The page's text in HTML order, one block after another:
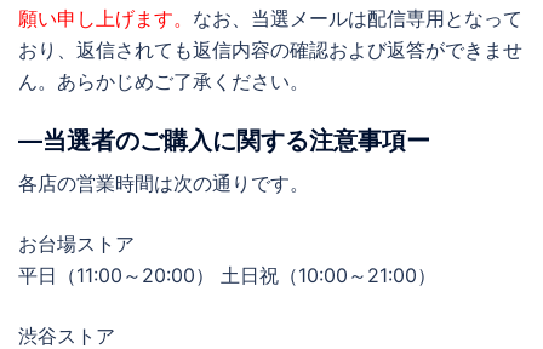
願い申し上げます。 なお、当選メールは配信専用となって
おり、返信されても返信内容の確認および返答ができませ
ん。あらかじめご了承ください。
―当選者のご購入に関する注意事項ー
各店の営業時間は次の通りです。
お台場ストア
平日（11:00～20:00） 土日祝（10:00～21:00）
渋谷ストア